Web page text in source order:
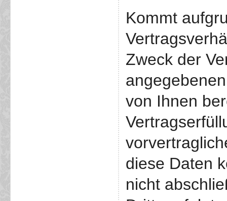
Kommt
Zweck der
von Ihnen
diese Daten
nicht